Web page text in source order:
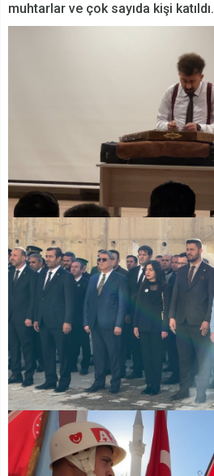
muhtarlar ve çok sayıda kişi katıldı.